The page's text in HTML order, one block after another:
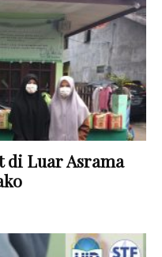
di Luar Asrama